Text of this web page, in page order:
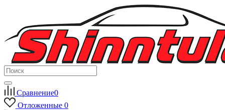
Сравнение0
Отложенные 0